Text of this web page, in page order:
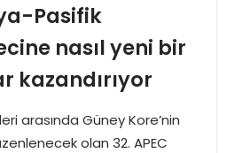
Pasifik
nasıl yeni bir
kazandırıyor
arasında Güney Kore’nin
olan 32. APEC